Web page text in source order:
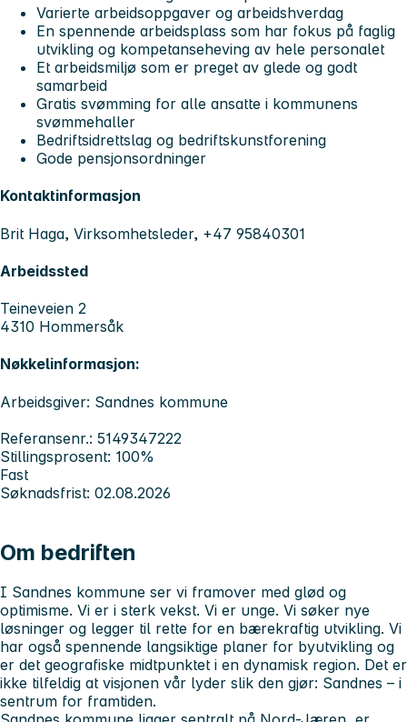
Varierte arbeidsoppgaver og arbeidshverdag
En spennende arbeidsplass som har fokus på faglig
utvikling og kompetanseheving av hele personalet
Et arbeidsmiljø som er preget av glede og godt
samarbeid
Gratis svømming for alle ansatte i kommunens
svømmehaller
Bedriftsidrettslag og bedriftskunstforening
Gode pensjonsordninger
Kontaktinformasjon
Brit Haga, Virksomhetsleder, +47 95840301
Arbeidssted
Teineveien 2
4310 Hommersåk
Nøkkelinformasjon:
Arbeidsgiver: Sandnes kommune
Referansenr.: 5149347222
Stillingsprosent: 100%
Fast
Søknadsfrist: 02.08.2026
Om bedriften
I Sandnes kommune ser vi framover med glød og
optimisme. Vi er i sterk vekst. Vi er unge. Vi søker nye
løsninger og legger til rette for en bærekraftig utvikling. Vi
har også spennende langsiktige planer for byutvikling og
er det geografiske midtpunktet i en dynamisk region. Det er
ikke tilfeldig at visjonen vår lyder slik den gjør: Sandnes – i
sentrum for framtiden.